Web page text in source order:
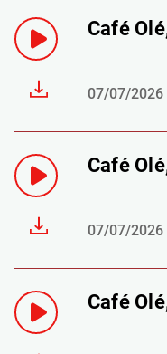
Café
07/07/2026
Café
07/07/2026
Café